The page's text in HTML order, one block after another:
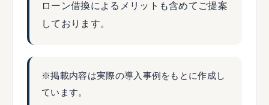
ローン借換によるメリットも含めてご提案
しております。
※掲載内容は実際の導入事例をもとに作成し
ています。